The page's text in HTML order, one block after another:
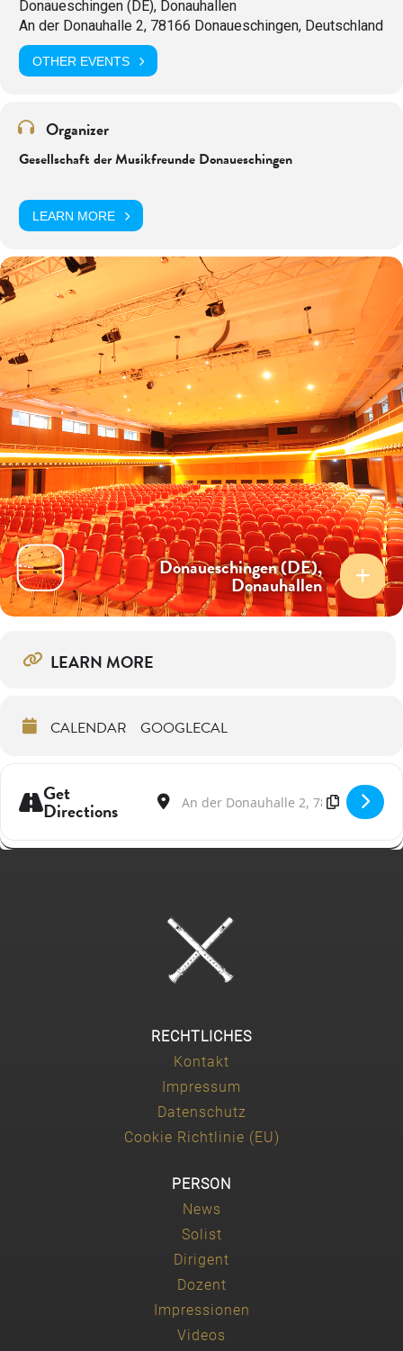
Donaueschingen (DE), Donauhallen
An der Donauhalle 2, 78166 Donaueschingen, Deutschland
OTHER EVENTS
Organizer
Gesellschaft der Musikfreunde Donaueschingen
LEARN MORE
Donaueschingen (DE),
Donauhallen
LEARN MORE
CALENDAR GOOGLECAL
Get
Directions
Address - Händel is(s)t | Maurice Steger &
Destination Address - Händel is(s)t |
RECHTLICHES
Kontakt
Impressum
Datenschutz
Cookie Richtlinie (EU)
PERSON
News
Solist
Dirigent
Dozent
Impressionen
Videos